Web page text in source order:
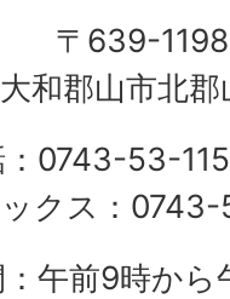
〒639-1198
和郡山市北
：0743-53-
クス：
：午前9時か